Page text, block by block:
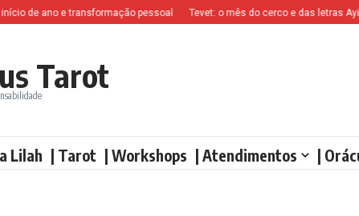
de ano e transformação pessoal Tevet: o mês do cerco e das letras Ayin
Tarot
Lilah | Tarot | Workshops | Atendimentos |